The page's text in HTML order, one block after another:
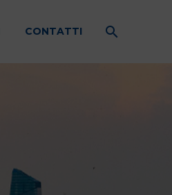
CONTATTI